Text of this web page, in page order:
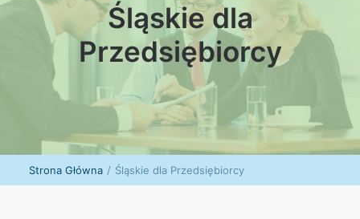
Aktualności
Wydarzenia
Oferta finansowania
Wiedza
Kontakt
Śląskie dla
Przedsiębiorcy
Strona Główna Śląskie dla Przedsiębiorcy